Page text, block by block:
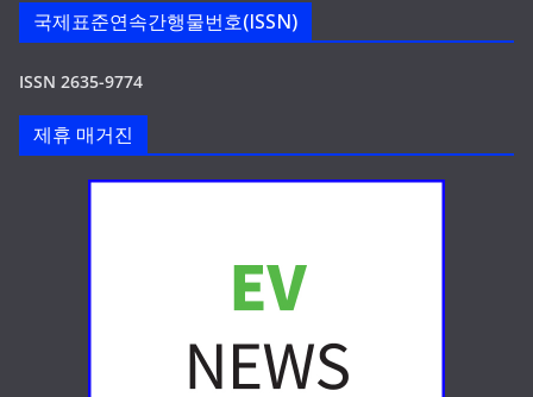
국제표준연속간행물번호(ISSN)
ISSN 2635-9774
제휴 매거진